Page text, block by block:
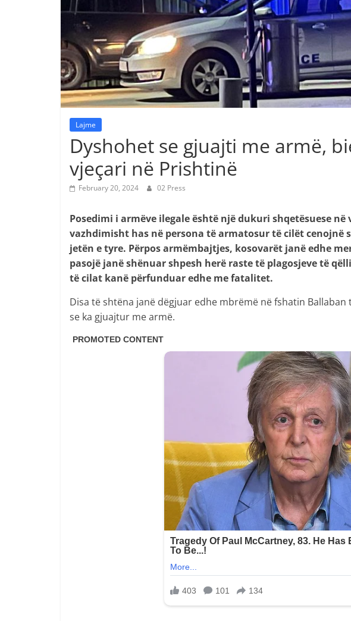
Lajme
Dyshohet se gjuajti me armë,
vjeçari në Prishtinë
February 20, 2024 02 Press
Posedimi i armëve ilegale është një dukuri shqetësuese në
vazhdimisht has në persona të armatosur të cilët cenojnë
jetën e tyre. Përpos armëmbajtjes, kosovarët janë edhe
pasojë janë shënuar shpesh herë raste të plagosjeve të
të cilat kanë përfunduar edhe me fatalitet.
Disa të shtëna janë dëgjuar edhe mbrëmë në fshatin
se ka gjuajtur me armë.